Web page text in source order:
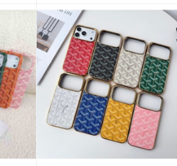
イフォン17 Air 16 15 14 Plus
13 12 Pro Max 11 Pro XR XS
スマホケース